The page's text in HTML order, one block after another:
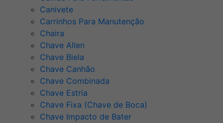
Canivete
Carrinhos Para Manutenção
Chaira
Chave Allen
Chave Biela
Chave Canhão
Chave Combinada
Chave Estria
Chave Fixa (Chave de Boca)
Chave Impacto de Bater